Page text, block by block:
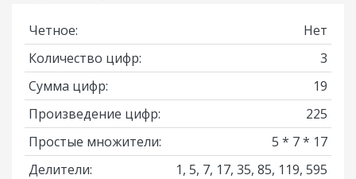
Четное:
Нет
Количество цифр:
3
Сумма цифр:
19
Произведение цифр:
225
Простые множители:
5 * 7 * 17
Делители:
1, 5, 7, 17, 35, 85, 119, 595